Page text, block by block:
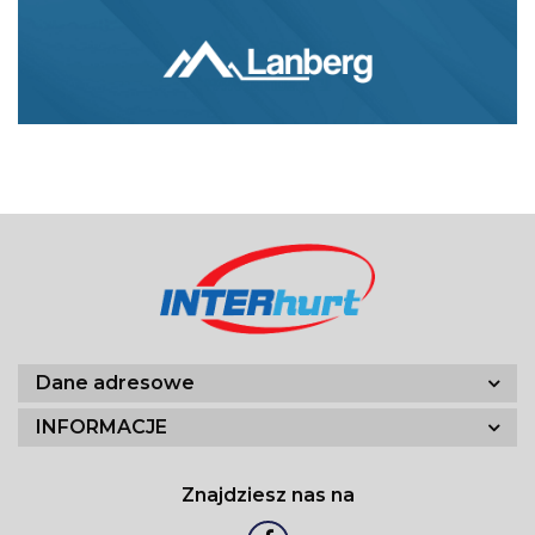
Dane adresowe
INFORMACJE
Znajdziesz nas na